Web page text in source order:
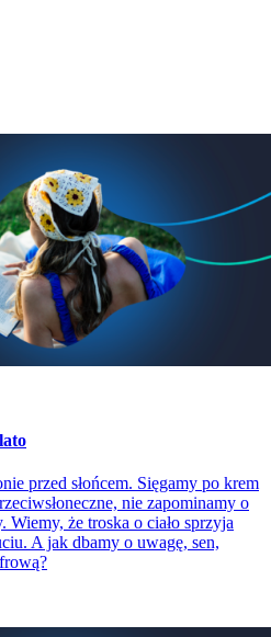
przed słońcem. Sięgamy po krem
nie zapominamy o
że troska o ciało sprzyja
A jak dbamy o uwagę, sen,